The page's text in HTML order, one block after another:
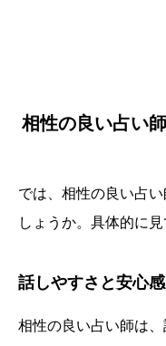
相性の良い占い
では、相性の良い占
しょうか。具体的に
話しやすさと安心
相性の良い占い師は